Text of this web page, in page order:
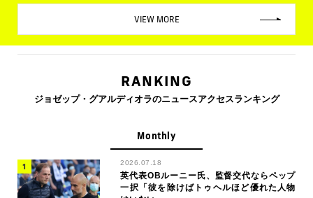
VIEW MORE
RANKING
ジョゼップ・グアルディオラのニュースアクセスランキング
Monthly
2026.07.18
英代表OBルーニー氏、監督交代ならペップ
一択「彼を除けばトゥヘルほど優れた人物